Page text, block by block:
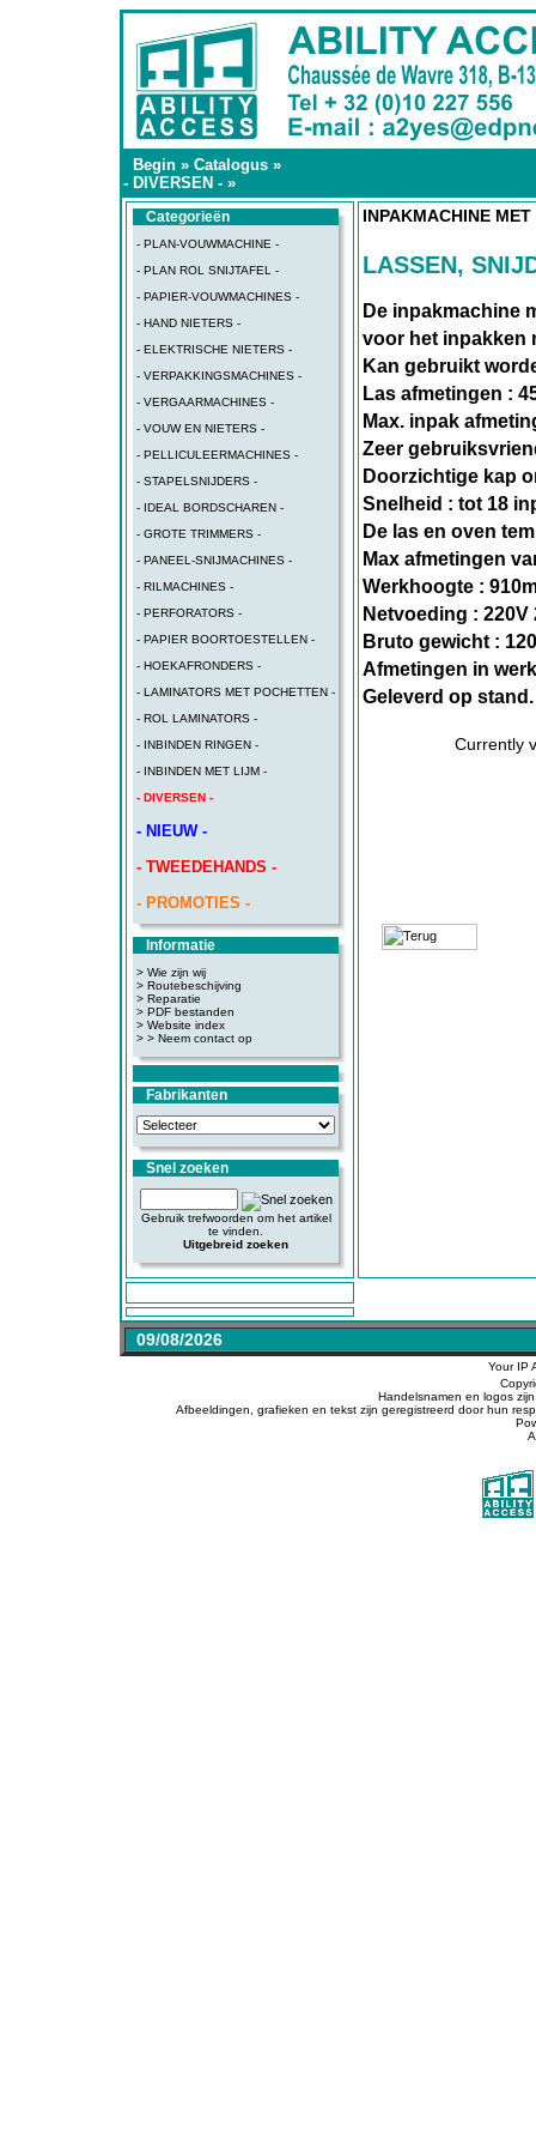
Begin » Catalogus »
- DIVERSEN - »
Categorieën
- PLAN-VOUWMACHINE -
- PLAN ROL SNIJTAFEL -
- PAPIER-VOUWMACHINES -
- HAND NIETERS -
- ELEKTRISCHE NIETERS -
- VERPAKKINGSMACHINES -
- VERGAARMACHINES -
- VOUW EN NIETERS -
- PELLICULEERMACHINES -
- STAPELSNIJDERS -
- IDEAL BORDSCHAREN -
- GROTE TRIMMERS -
- PANEEL-SNIJMACHINES -
- RILMACHINES -
- PERFORATORS -
- PAPIER BOORTOESTELLEN -
- HOEKAFRONDERS -
- LAMINATORS MET POCHETTEN -
- ROL LAMINATORS -
- INBINDEN RINGEN -
- INBINDEN MET LIJM -
- DIVERSEN -
- NIEUW -
- TWEEDEHANDS -
- PROMOTIES -
Informatie
> Wie zijn wij
> Routebeschijving
> Reparatie
> PDF bestanden
> Website index
> > Neem contact op
Fabrikanten
Snel zoeken
Gebruik trefwoorden om het artikel
te vinden.
Uitgebreid zoeken
INPAKMACHINE
LASSEN,
De inpakmachine
voor het inpakken
Kan gebruikt
Las afmetingen :
Max. inpak
Zeer
Doorzichtige kap
Snelheid : tot 18
De las en oven
Max afmetingen
Werkhoogte :
Netvoeding : 220V
Bruto gewicht :
Afmetingen in
Geleverd op stand.
Currently
09/08/2026
Your IP
Handelsnamen en logos
Afbeeldingen, grafieken en tekst zijn geregistreerd door hun